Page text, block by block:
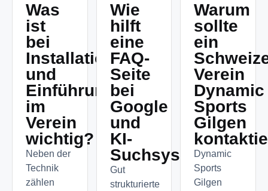
Was
ist
bei
Installation
und
Einführung
im
Verein
wichtig?
Neben der
Technik
zählen
Wie
hilft
eine
FAQ-
Seite
bei
Google
und
KI-
Suchsystemen?
Gut
strukturierte
Warum
sollte
ein
Verein
Dynamic
Sports
Gilgen
Dynamic
Sports
Gilgen